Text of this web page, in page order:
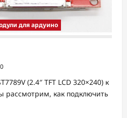
для ардуино
0
(2.4″ TFT LCD 320×240) к
рассмотрим, как подключить